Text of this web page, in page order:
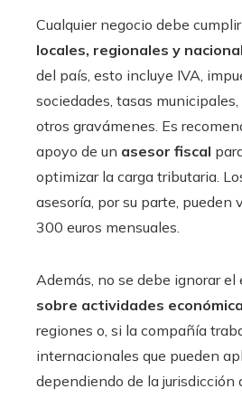
Cualquier negocio debe
locales, regionales y
del país, esto incluye IVA,
sociedades, tasas
otros gravámenes. Es
apoyo de un asesor fiscal
optimizar la carga tributaria.
asesoría, por su parte, pueden
300 euros mensuales.
Además, no se debe ignorar el
sobre actividades
regiones o, si la compañía
internacionales que pueden
dependiendo de la jurisdicción